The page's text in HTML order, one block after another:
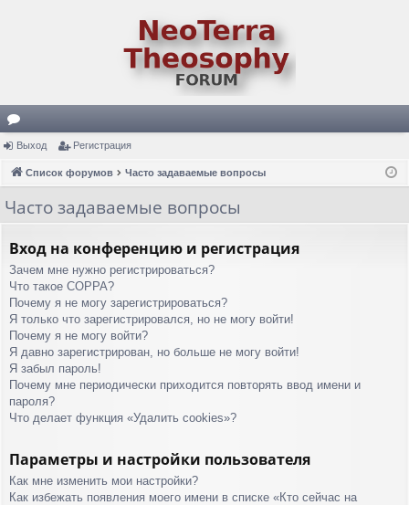
ор
ум
ы
Выход Регистрация
Список форумов Часто задаваемые вопросы
Часто задаваемые вопросы
Вход на конференцию и регистрация
Зачем мне нужно регистрироваться?
Что такое COPPA?
Почему я не могу зарегистрироваться?
Я только что зарегистрировался, но не могу войти!
Почему я не могу войти?
Я давно зарегистрирован, но больше не могу войти!
Я забыл пароль!
Почему мне периодически приходится повторять ввод имени и
пароля?
Что делает функция «Удалить cookies»?
Параметры и настройки пользователя
Как мне изменить мои настройки?
Как избежать появления моего имени в списке «Кто сейчас на